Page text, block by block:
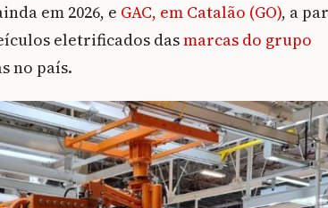
em 2026, e GAC, em Catalão (GO), a
eletrificados dasmarcas do grupo
no país.